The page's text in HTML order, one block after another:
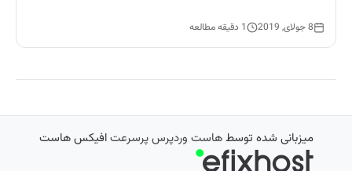
8 جولای, 2019 1 دقیقه مطالعه
میزبانی شده توسطهاست وردپرس پرسرعتافیکس هاست